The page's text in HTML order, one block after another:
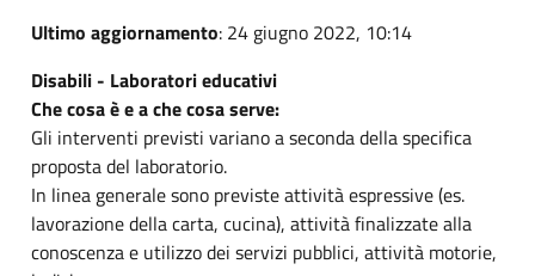
Ultimo aggiornamento: 24 giugno 2022, 10:14
Disabili - Laboratori educativi
Che cosa è e a che cosa serve:
Gli interventi previsti variano a seconda della specifica
proposta del laboratorio.
In linea generale sono previste attività espressive (es.
lavorazione della carta, cucina), attività finalizzate alla
conoscenza e utilizzo dei servizi pubblici, attività motorie,